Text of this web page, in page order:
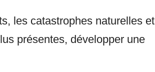
les catastrophes naturelles et
présentes, développer une